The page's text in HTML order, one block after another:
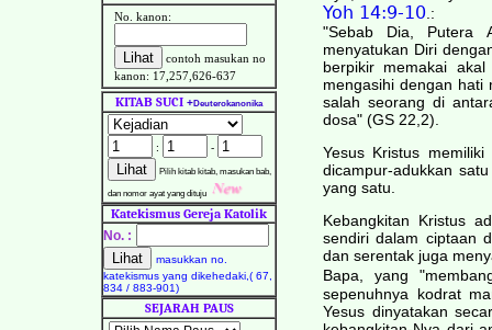
No. kanon:
contoh masukan no
kanon: 17,257,626-637
KITAB SUCI +Deuterokanonika
: -
Pilih kitab kitab, masukan bab,
dan nomor ayat yang dituju
Katekismus Gereja Katolik
No. :
masukkan no.
katekismus yang dikehedaki,( 67,
834 / 883-901)
SEJARAH PAUS
Yoh 14:9-10 .:
"Sebab Dia, Putera
menyatukan Diri
berpikir memakai
mengasihi dengan hati
salah seorang di
dosa" (GS 22,2).
Yesus Kristus
dicampur-adukkan
yang satu.
Kebangkitan Kristus
sendiri dalam ciptaan
dan serentak juga
Bapa, yang
sepenuhnya kodrat
Yesus dinyatakan